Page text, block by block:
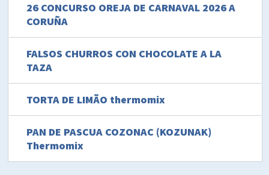
26 CONCURSO OREJA DE CARNAVAL 2026 A
CORUÑA
FALSOS CHURROS CON CHOCOLATE A LA
TAZA
TORTA DE LIMÃO thermomix
PAN DE PASCUA COZONAC (KOZUNAK)
Thermomix